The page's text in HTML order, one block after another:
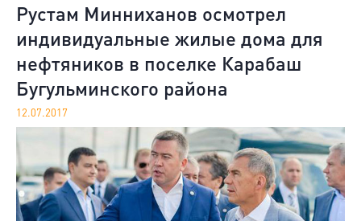
Рустам Минниханов осмотрел
индивидуальные жилые дома для
нефтяников в поселке Карабаш
Бугульминского района
12.07.2017